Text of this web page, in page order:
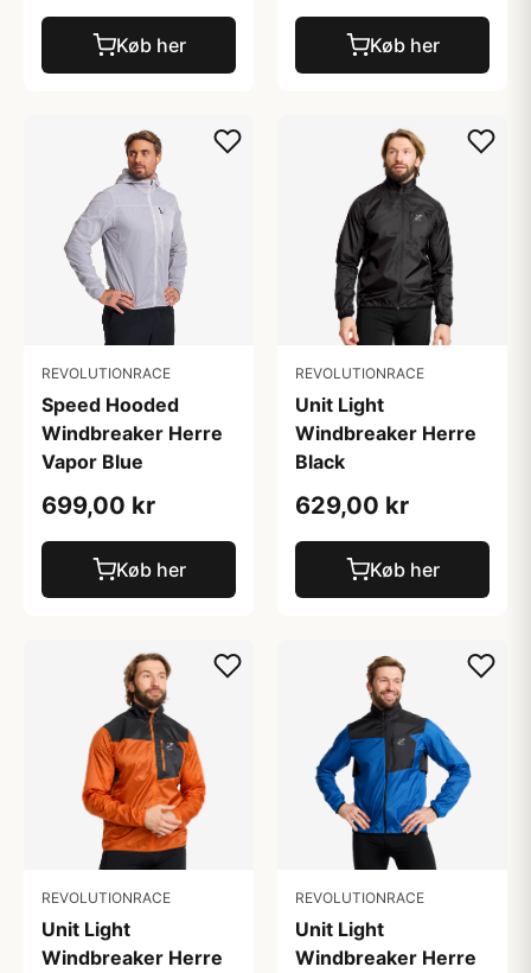
Køb her Køb her
REVOLUTIONRACE
Speed Hooded
Windbreaker Herre
Vapor Blue
699,00 kr
Køb her
REVOLUTIONRACE
Unit Light
Windbreaker Herre
Black
629,00 kr
Køb her
REVOLUTIONRACE
Unit Light
Windbreaker Herre
REVOLUTIONRACE
Unit Light
Windbreaker Herre